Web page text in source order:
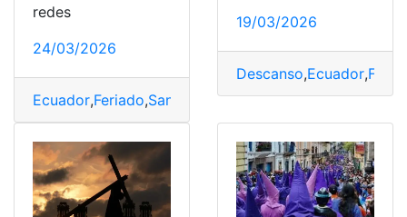
redes
24/03/2026
Ecuador,Feriado,Santa Semana,Semana Santa
19/03/2026
Descanso,Ecuador,